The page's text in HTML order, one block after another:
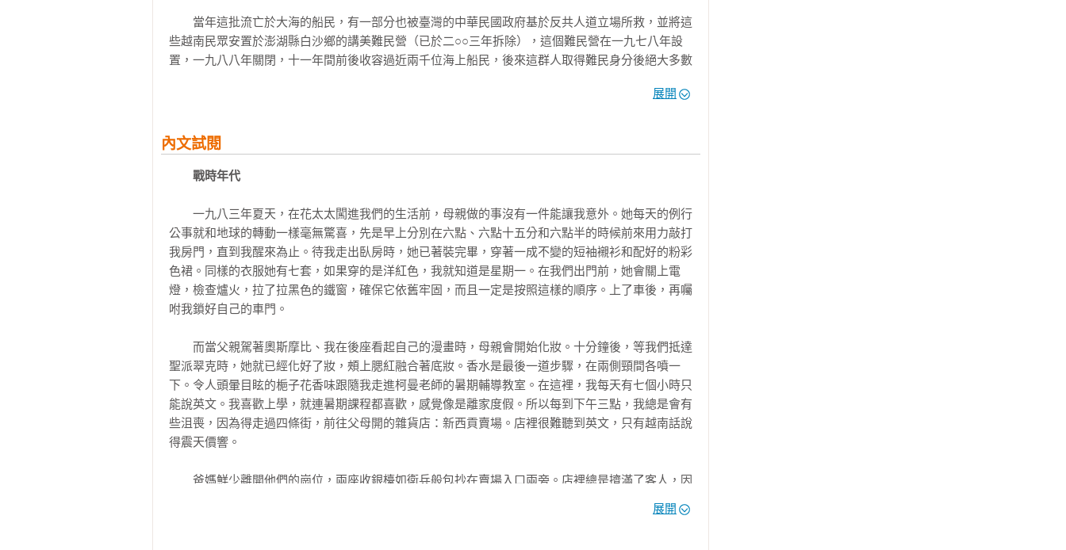
了歷經戰亂流亡之後，一群擁有共同創傷記憶的小人物所交織出的悲歡離合故事。
——李岳軒（獨立媒體《移人》編輯總監）
當年這批流亡於大海的船民，有一部分也被臺灣的中華民國政府基於反共人道立場所救，並將這
些越南民眾安置於澎湖縣白沙鄉的講美難民營（已於二○○三年拆除），這個難民營在一九七八年設
置，一九八八年關閉，十一年間前後收容過近兩千位海上船民，後來這群人取得難民身分後絕大多數
一，可惜六十多歲已經當阿嬤的她，似乎不願再回想起那段成為「流亡者」的陳年舊事，現今她已落
地生根、有著安穩生活，因此堅決婉拒我的採訪。
夢」啟示，於二○○三年難民營拆除前趕往當地，為建物留下最後的影像紀錄。此後劉吉雄便開始投入
還原這段鮮為人知的歷史，著手拍攝《例外之地：台灣海峽之澎湖越南難民營》一片，這部片仍在持
續尋訪拍攝中，但已透過不同的粗剪版本於許多地方播映過。
撇開澎湖難民營不談，當年那群在海上被拯救、四散到世界各地生活的越南船民，也有人在命運
的安排下，因緣際會踏上寶島的土地，目前於桃園市八德區聖母升天堂服務的阮文雄神父，就是其中
一九五八年出生於越南南部平綏省（今平順省）的阮文雄，政權變天時他才剛滿十九歲，堅決反
共的他在一九七九年與家人一起搭乘小船逃離故鄉，相較於其他命喪大海的同胞們，他與家人搭的船
幸運地在漂流三十六小時後就被救，阮文雄被送到日本的難民營並取得居留資格（並在當地立志成為
神職人員），之後透過教會引介前往澳洲就讀神學院，受訓完取得神父資格，一九九一年被派駐到臺
灣服務至今。
或許是當年在海上搏命、磨練出勇者無懼的氣魄，個頭不高、外型十分斯文的阮神父講起話來正
偶辦公室」，時常率領被壓迫的同胞向仲介業者及越南駐臺辦事處抗爭，既得利益者對他恨之入骨，
展開
內文試閱
戰時年代
展開